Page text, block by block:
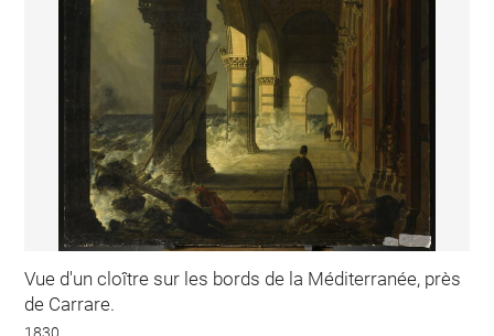
Vue d'un cloître sur les bords de la Méditerranée, près
de Carrare.
1830